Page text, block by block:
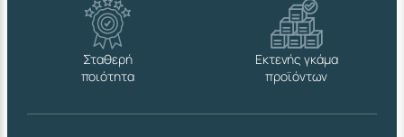
Σταθερή
ποιότητα
Εκτενής γκάμα
προϊόντων